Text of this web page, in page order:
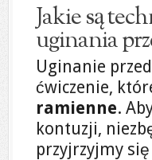
Jakie są
uginania
Uginanie
ćwiczenie,
ramienne.
kontuzji,
przyjrzyjmy